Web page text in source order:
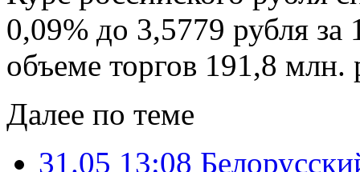
0,09% до 3,5779 рубля за
объеме торгов 191,8 млн.
Далее по теме
31.05 13:08